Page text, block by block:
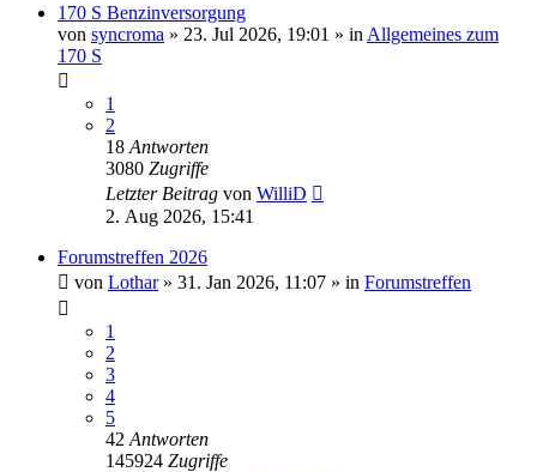
170 S Benzinversorgung
von syncroma » 23. Jul 2026, 19:01 » in Allgemeines zum
170 S
1
2
18 Antworten
3080 Zugriffe
Letzter Beitrag von WilliD
2. Aug 2026, 15:41
Forumstreffen 2026
von Lothar» 31. Jan 2026, 11:07 » in Forumstreffen
1
2
3
4
5
42 Antworten
145924 Zugriffe